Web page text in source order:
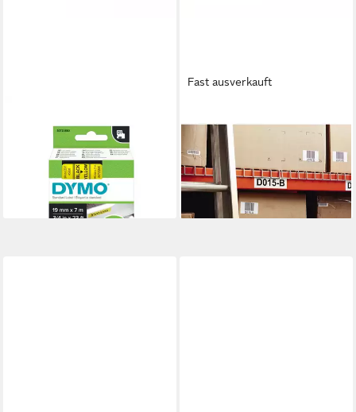
Etiketten Schriftband 45808
Yellow Gelb Black Schwarz
(S0720880)
ab 26,66 €
lieferbar - in 4-5 Werktagen bei dir
Fast ausverkauft
Etikettenrolle Dymo 2112285
LW-Kunststoff-Etiketten 25 x
89 mm 2x 350 St.
ab 90,94 €
lieferbar - in 2-3 Werktagen bei dir